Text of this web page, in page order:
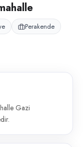
Perakende
Gazi